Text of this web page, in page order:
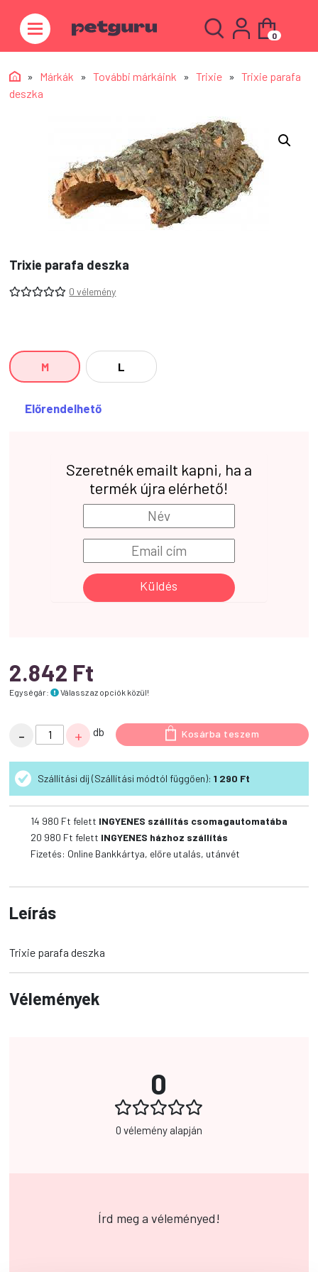
0
» Márkák » További márkáink » Trixie » Trixie parafa
deszka
Trixie parafa deszka
0 vélemény
M L
Előrendelhető
Szeretnék emailt kapni, ha a
termék újra elérhető!
Küldés
2.842 Ft
Egységár: Válassz az opciók közül!
-
Trixie
parafa
deszka
mennyiség
+ db Kosárba teszem
Szállítási díj (Szállítási módtól függően): 1 290 Ft
14 980 Ft felett INGYENES szállítás csomagautomatába
20 980 Ft felett INGYENES házhoz szállítás
Fizetés: Online Bankkártya, előre utalás, utánvét
Leírás
Trixie parafa deszka
Vélemények
0
0 vélemény alapján
Írd meg a véleményed!